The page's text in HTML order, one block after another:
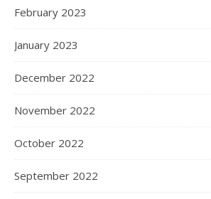
February 2023
January 2023
December 2022
November 2022
October 2022
September 2022